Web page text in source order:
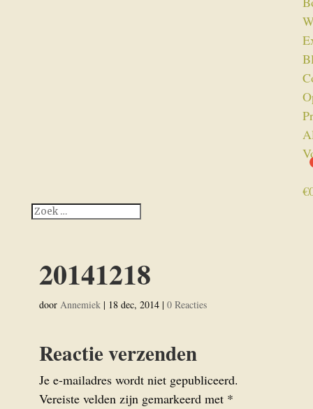
€
20141218
door Annemiek| 18 dec, 2014| 0 Reacties
Reactie verzenden
Je e-mailadres wordt niet gepubliceerd.
Vereiste velden zijn gemarkeerd met *